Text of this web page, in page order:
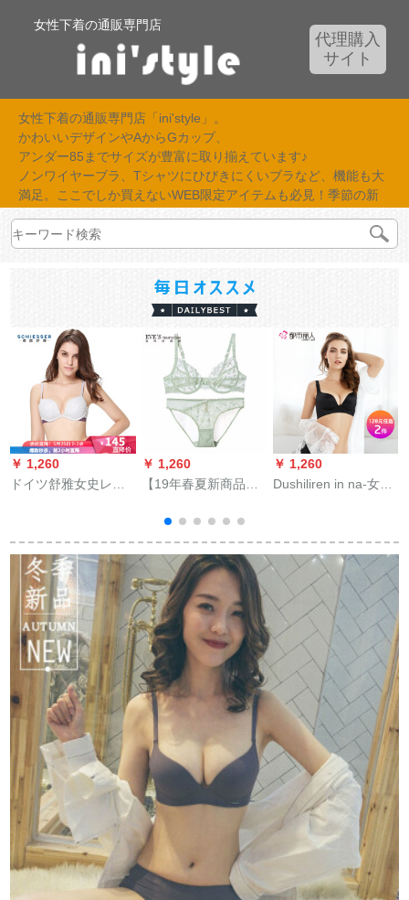
女性下着の通販専門店
代理購入
サイト
女性下着の通販専門店「ini'style」。
かわいいデザインやAからGカップ、
アンダー85までサイズが豊富に取り揃えています♪
ノンワイヤーブラ、Tシャツにひびきにくいブラなど、機能も大
満足。ここでしか買えないWEB限定アイテムも必見！季節の新
￥ 1,260
ドイツ舒雅女史レー
ブラジャ20/5492 B浅
花灰+暗い紫(541)75
￥ 1,260
【19年春夏新商品】
の誘惑深Vセクレイゼ
ルス大きな胸小見え
ます軽軽セズ女史イ
カリア浅緑75 B
￥ 1,260
Dushiliren in na-女ノ-
见えない寄せブラセ
女史ブラジャ-0947黒
70 B/32